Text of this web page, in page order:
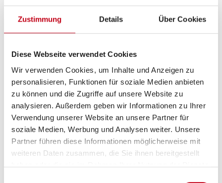
Zustimmung Details Über Cookies
Diese Webseite verwendet Cookies
Wir verwenden Cookies, um Inhalte und Anzeigen zu
personalisieren, Funktionen für soziale Medien anbieten
zu können und die Zugriffe auf unsere Website zu
analysieren. Außerdem geben wir Informationen zu Ihrer
Verwendung unserer Website an unsere Partner für
soziale Medien, Werbung und Analysen weiter. Unsere
Partner führen diese Informationen möglicherweise mit
weiteren Daten zusammen, die Sie ihnen bereitgestellt
haben oder die sie im Rahmen Ihrer Nutzung der Dienste
Aufbau
Fahrradträger für 2 Räder
Heizung / Klima
Gasheizung
Multimedia
TV-Halter schwenkbar